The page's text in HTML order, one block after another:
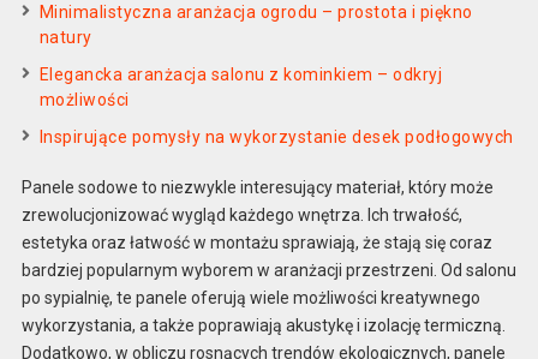
Minimalistyczna aranżacja ogrodu – prostota i piękno
natury
Elegancka aranżacja salonu z kominkiem – odkryj
możliwości
Inspirujące pomysły na wykorzystanie desek podłogowych
Panele sodowe to niezwykle interesujący materiał, który może
zrewolucjonizować wygląd każdego wnętrza. Ich trwałość,
estetyka oraz łatwość w montażu sprawiają, że stają się coraz
bardziej popularnym wyborem w aranżacji przestrzeni. Od salonu
po sypialnię, te panele oferują wiele możliwości kreatywnego
wykorzystania, a także poprawiają akustykę i izolację termiczną.
Dodatkowo, w obliczu rosnących trendów ekologicznych, panele